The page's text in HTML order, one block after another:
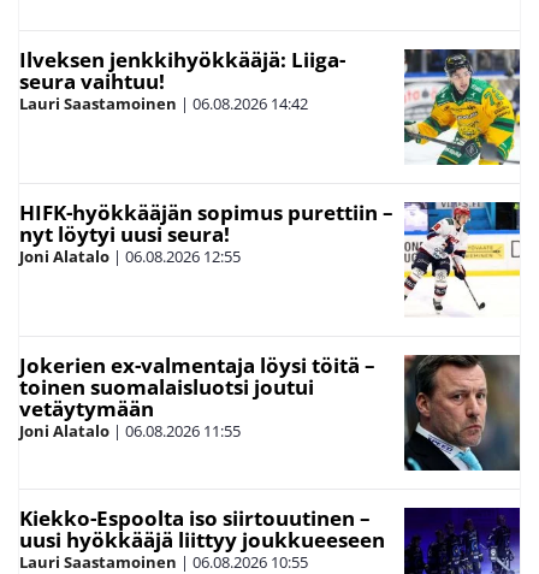
Ilveksen jenkkihyökkääjä: Liiga-
seura vaihtuu!
Lauri Saastamoinen | 06.08.2026 14:42
HIFK-hyökkääjän sopimus purettiin –
nyt löytyi uusi seura!
Joni Alatalo | 06.08.2026 12:55
Jokerien ex-valmentaja löysi töitä –
toinen suomalaisluotsi joutui
vetäytymään
Joni Alatalo | 06.08.2026 11:55
Kiekko-Espoolta iso siirtouutinen –
uusi hyökkääjä liittyy joukkueeseen
Lauri Saastamoinen | 06.08.2026 10:55